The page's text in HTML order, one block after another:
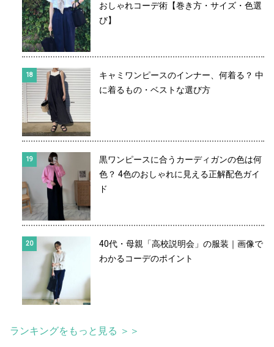
おしゃれコーデ術【巻き方・サイズ・色選
び】
キャミワンピースのインナー、何着る？ 中
に着るもの・ベストな選び方
黒ワンピースに合うカーディガンの色は何
色？ 4色のおしゃれに見える正解配色ガイ
ド
40代・母親「高校説明会」の服装｜画像で
わかるコーデのポイント
ランキングをもっと見る ＞＞